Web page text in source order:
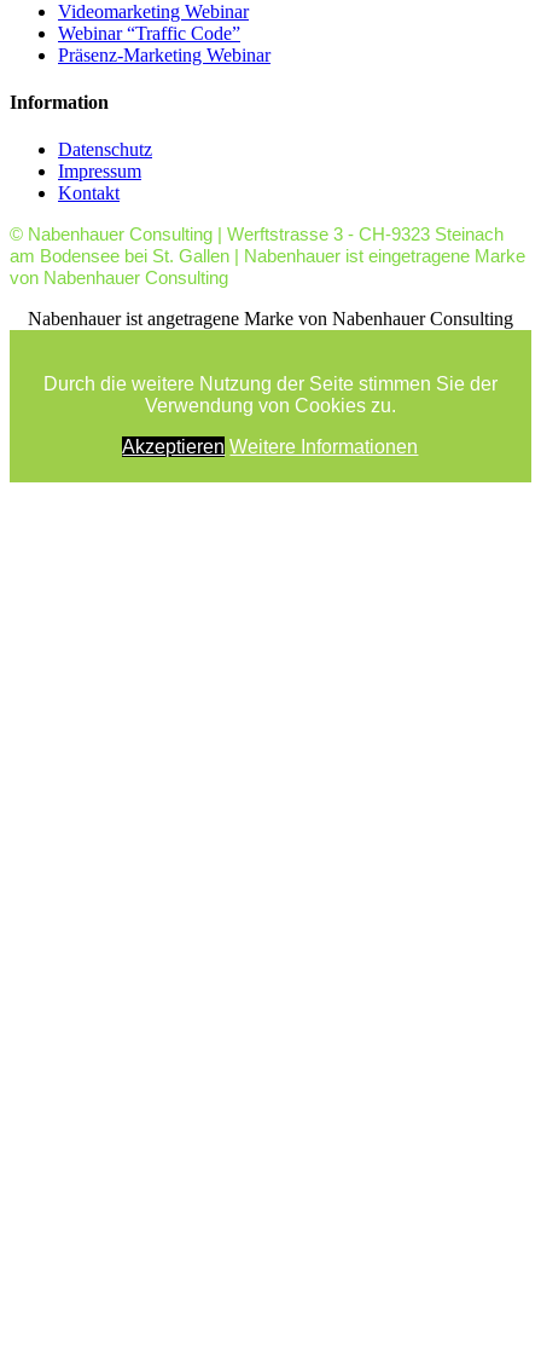
Videomarketing Webinar
Webinar “Traffic Code”
Präsenz-Marketing Webinar
Information
Datenschutz
Impressum
Kontakt
© Nabenhauer Consulting | Werftstrasse 3 - CH-9323 Steinach
am Bodensee bei St. Gallen | Nabenhauer ist eingetragene Marke
von Nabenhauer Consulting
facebook
youtube
rssNabenhauer ist angetragene Marke von Nabenhauer Consulting
Durch die weitere Nutzung der Seite stimmen Sie der
Verwendung von Cookies zu.
Akzeptieren Weitere Informationen